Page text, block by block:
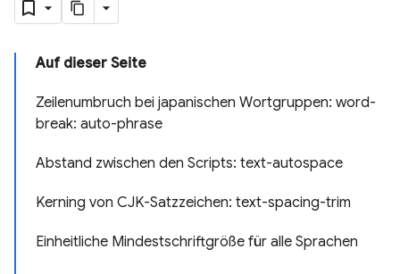
Auf dieser Seite
Zeilenumbruch bei japanischen Wortgruppen: word-
break: auto-phrase
Abstand zwischen den Scripts: text-autospace
Kerning von CJK-Satzzeichen: text-spacing-trim
Einheitliche Mindestschriftgröße für alle Sprachen